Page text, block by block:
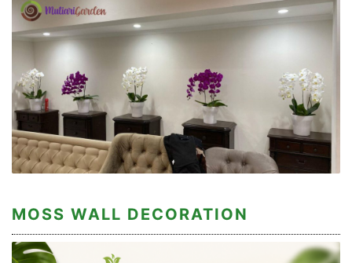
MOSS WALL DECORATION